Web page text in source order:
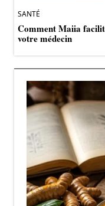
SANTÉ
Comment Maiia
votre médecin